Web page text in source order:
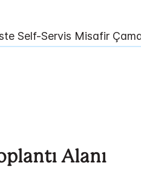
Self-Servis Misafir
Alanı